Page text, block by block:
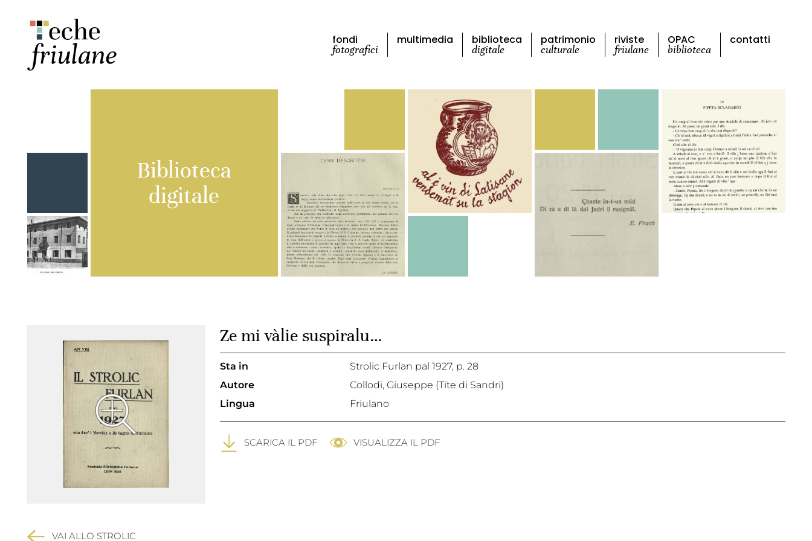
fondi
fotografici
multimedia biblioteca
digitale
patrimonio
culturale
riviste
friulane
OPAC
biblioteca
contatti
Biblioteca
digitale
VAI ALLO STROLIC
Ze mi vàlie suspiralu…
Sta in Strolic Furlan pal 1927, p. 28
Autore
Collodi, Giuseppe (Tite di Sandri)
Lingua
Friulano
SCARICA IL PDF VISUALIZZA IL PDF